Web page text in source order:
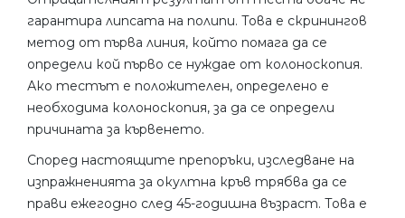
гарантира липсата на полипи. Това е скринингов
метод от първа линия, който помага да се
определи кой първо се нуждае от колоноскопия.
Ако тестът е положителен, определено е
необходима колоноскопия, за да се определи
причината за кървенето.
Според настоящите препоръки, изследване на
изпражненията за окултна кръв трябва да се
прави ежегодно след 45-годишна възраст. Това е